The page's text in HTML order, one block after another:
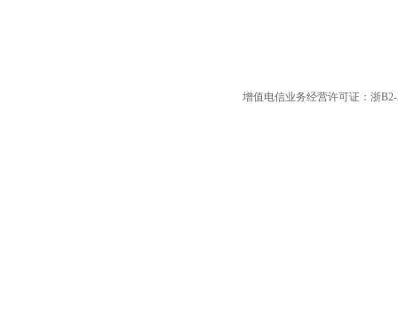
增值电信业务经营许可证：浙